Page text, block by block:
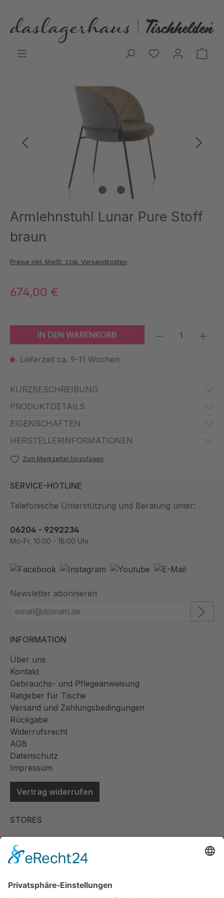
Bildergalerie überspringen
Armlehnstuhl Lunar Pure Stoff
braun
Preise inkl. MwSt. zzgl. Versandkosten
674,00 €
IN DEN WARENKORB Produkt
Lieferzeit ca. 9-11 Wochen
KURZBESCHREIBUNG
PRODUKTDETAILS
EIGENSCHAFTEN
HERSTELLERINFORMATIONEN
Zum Merkzettel hinzufügen
SERVICE-HOTLINE
Telefonische Unterstützung und Beratung unter:
06204 - 9292234
Mo-Fr, 10:00 - 18:00 Uhr
Newsletter abonnieren
INFORMATION
Über uns
Kontakt
Gebrauchs- und Pflegeanweisung
Ratgeber für Tische
Versand und Zahlungsbedingungen
Rückgabe
Widerrufsrecht
AGB
Datenschutz
Impressum
Vertrag widerrufen
STORES
Store Viernheim
Store Berlin
Handelspartner Köln
SICHERE BEZAHLUNG